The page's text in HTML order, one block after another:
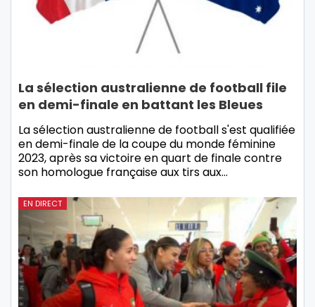
La sélection australienne de football file
en demi-finale en battant les Bleues
La sélection australienne de football s'est qualifiée
en demi-finale de la coupe du monde féminine
2023, après sa victoire en quart de finale contre
son homologue française aux tirs aux…
EN DIRECT